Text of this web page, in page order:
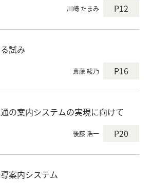
川崎 たまみ P12
試み
斎藤 綾乃 P16
の案内システムの実現に向けて
後藤 浩一 P20
案内システム